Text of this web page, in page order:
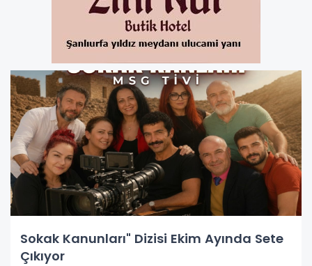
Sokak Kanunları" Dizisi Ekim Ayında Sete
Çıkıyor